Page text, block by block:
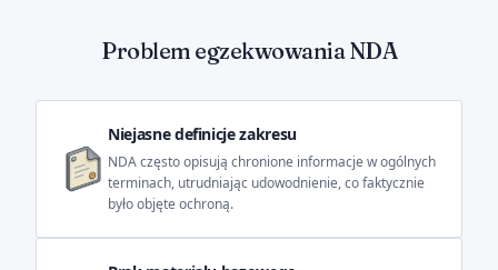
Problem egzekwowania NDA
Niejasne definicje zakresu
NDA często opisują chronione informacje w ogólnych
terminach, utrudniając udowodnienie, co faktycznie
było objęte ochroną.